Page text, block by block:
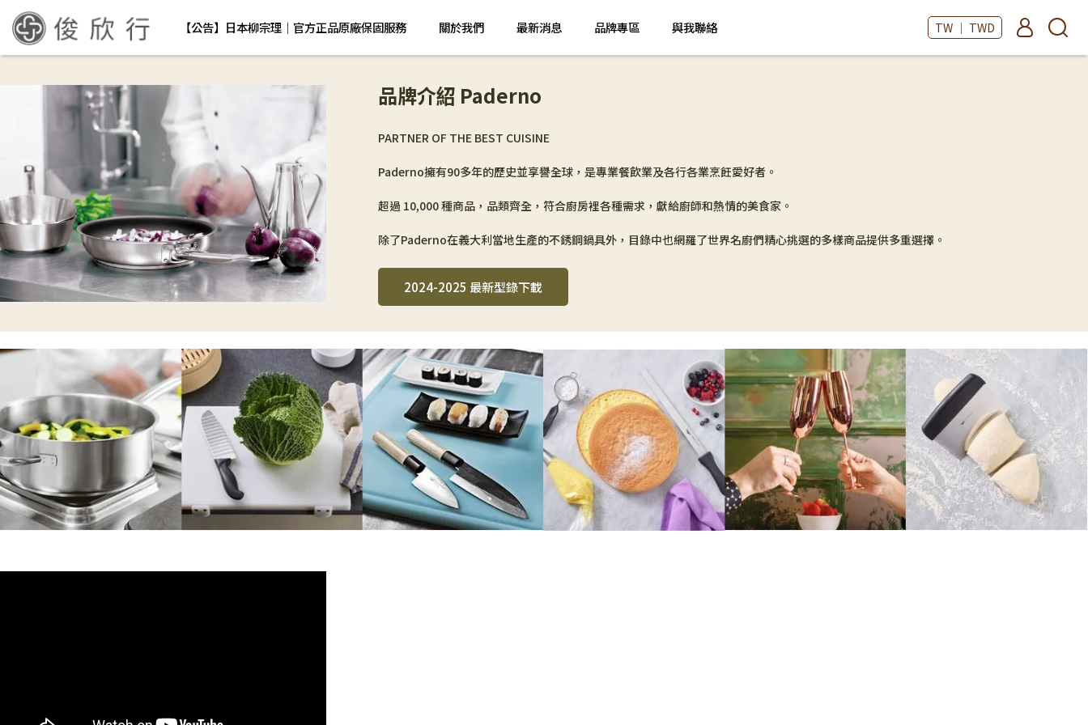
【公告】日本柳宗理｜官方正品原廠保固服務 關於我們 最新消息 品牌專區 與我聯絡 TW ｜ TWD
品牌介紹 Paderno
PARTNER OF THE BEST CUISINE
Paderno擁有90多年的歷史並享譽全球，是專業餐飲業及各行各業烹飪愛好者。
超過 10,000 種商品，品類齊全，符合廚房裡各種需求，獻給廚師和熱情的美食家。
除了Paderno在義大利當地生產的不銹鋼鍋具外，目錄中也網羅了世界名廚們精心挑選的多樣商品提供多重選擇。
2024-2025 最新型錄下載